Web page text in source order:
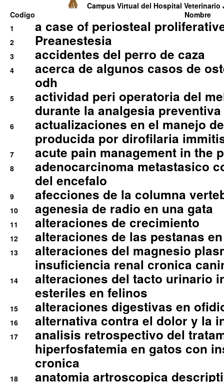
Campus Virtual del Hospital Veterinario
Codigo
Nombre
1
a case of periosteal
2 Preanestesia
3 accidentes del perro de caza
4
acerca de algunos casos de
odh
5
actividad peri operatoria del
durante la analgesia
6
actualizaciones en el manejo
producida por dirofilaria
7 acute pain management in the
8
adenocarcinoma metastasico
del encefalo
9 afecciones de la columna
10 agenesia de radio en una gata
11 alteraciones de crecimiento
12 alteraciones de las pestanas
13
alteraciones del magnesio
insuficiencia renal cronica
14
alteraciones del tacto urinario
esteriles en felinos
15 alteraciones digestivas en
16 alternativa contra el dolor y la
17
analisis retrospectivo del
hiperfosfatemia en gatos con
cronica
18
anatomia artroscopica